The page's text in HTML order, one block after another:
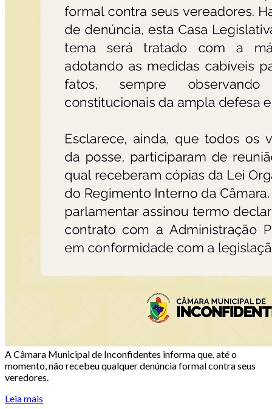
A Câmara Municipal de Inconfidentes informa que, até o
momento, não recebeu qualquer denúncia formal contra seus
veredores.
Leia mais